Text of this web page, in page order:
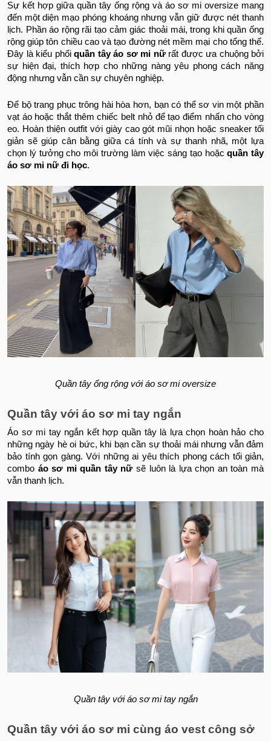
Sự kết hợp giữa quần tây ống rộng và áo sơ mi oversize mang
đến một diện mạo phóng khoáng nhưng vẫn giữ được nét thanh
lịch. Phần áo rộng rãi tạo cảm giác thoải mái, trong khi quần ống
rộng giúp tôn chiều cao và tạo đường nét mềm mại cho tổng thể.
Đây là kiểu phối quần tây áo sơ mi nữ rất được ưa chuộng bởi
sự hiện đại, thích hợp cho những nàng yêu phong cách năng
động nhưng vẫn cần sự chuyên nghiệp.
Để bộ trang phục trông hài hòa hơn, bạn có thể sơ vin một phần
vạt áo hoặc thắt thêm chiếc belt nhỏ để tạo điểm nhấn cho vòng
eo. Hoàn thiện outfit với giày cao gót mũi nhọn hoặc sneaker tối
giản sẽ giúp cân bằng giữa cá tính và sự thanh nhã, một lựa
chọn lý tưởng cho môi trường làm việc sáng tạo hoặcquần tây
áo sơ mi nữ đi học.
Quần tây ống rộng với áo sơ mi oversize
Quần tây với áo sơ mi tay ngắn
Áo sơ mi tay ngắn kết hợp quần tây là lựa chọn hoàn hảo cho
những ngày hè oi bức, khi bạn cần sự thoải mái nhưng vẫn đảm
bảo tính gọn gàng. Với những ai yêu thích phong cách tối giản,
combo áo sơ mi quần tây nữsẽ luôn là lựa chọn an toàn mà
vẫn thanh lịch.
Quần tây với áo sơ mi tay ngắn
Quần tây với áo sơ mi cùng áo vest công sở